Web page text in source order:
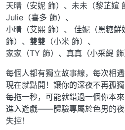
天晴（安妮 飾）、未未（黎芷媗
Julie（喜多 飾）、
小晴（艾熙 飾）、 佳妮（黑糖鮮
飾）、雙雙（小米 飾）、
家家（TY 飾）、真真（小采緹 飾
每個人都有獨立故事線，每次相遇
現在就點開！讓你的深夜不再孤獨
每拖一秒，可能就錯過一個你本來
進入遊戲——體驗專屬於色男的
失控！